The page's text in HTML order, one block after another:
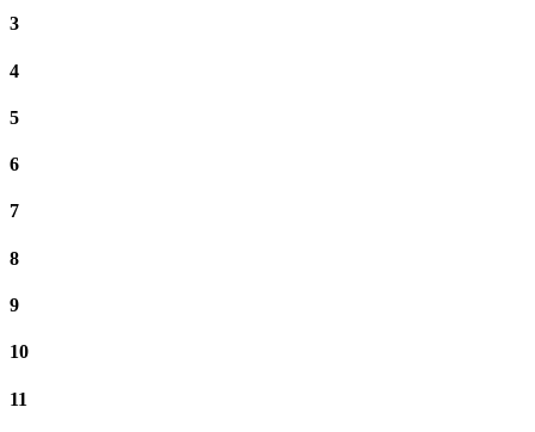
3
4
5
6
7
8
9
10
11